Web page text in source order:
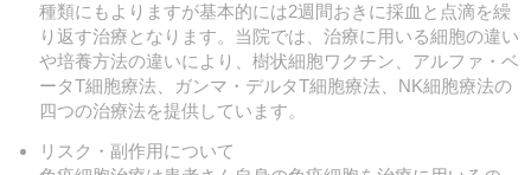
種類にもよりますが基本的には2週間おきに採血と点滴を繰
り返す治療となります。当院では、治療に用いる細胞の違い
や培養方法の違いにより、樹状細胞ワクチン、アルファ・ベ
ータT細胞療法、ガンマ・デルタT細胞療法、NK細胞療法の
四つの治療法を提供しています。
リスク・副作用について